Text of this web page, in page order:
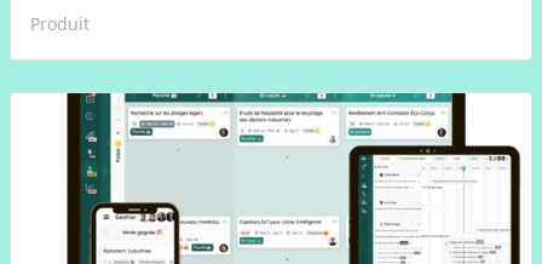
Produit